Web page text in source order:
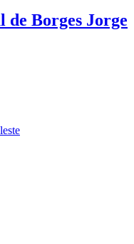
de Borges Jorge